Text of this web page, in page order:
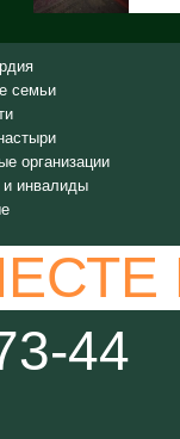
семьи
организации
и инвалиды
44